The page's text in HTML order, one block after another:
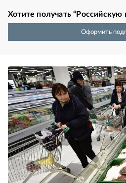
Хотите получать “Российскую
Оформить